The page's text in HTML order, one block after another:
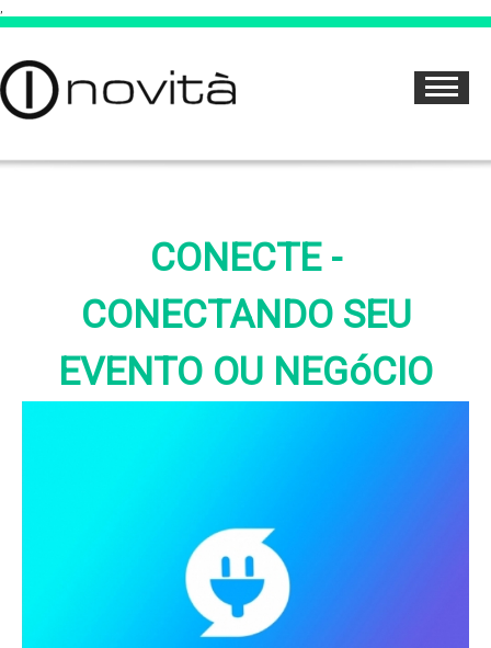
CONECTE -
CONECTANDO SEU
EVENTO OU NEGóCIO